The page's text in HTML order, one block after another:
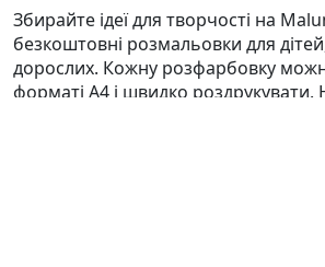
Збирайте ідеї для творчості на
безкоштовні розмальовки для дітей,
дорослих. Кожну розфарбовку
форматі А4 і швидко